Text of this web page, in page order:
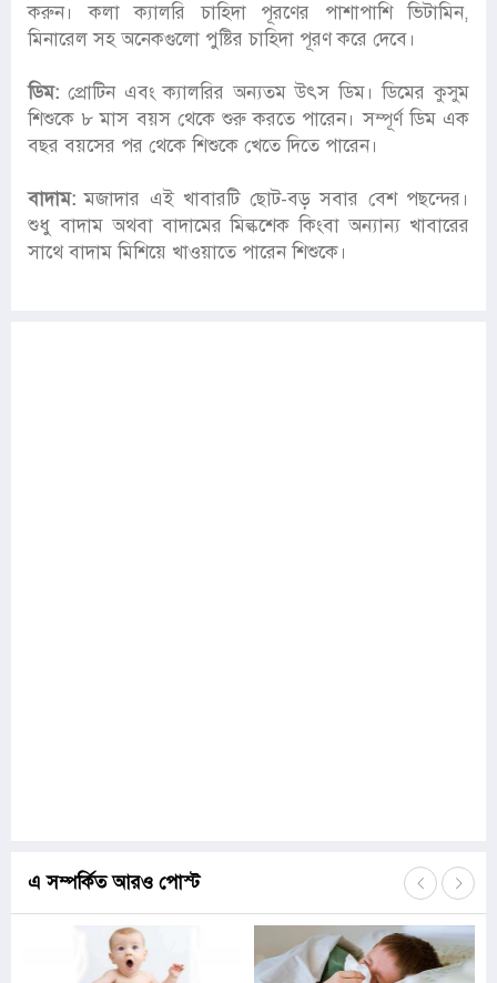
করুন। কলা ক্যালরি চাহিদা পূরণের পাশাপাশি ভিটামিন,
মিনারেল সহ অনেকগুলো পুষ্টির চাহিদা পূরণ করে দেবে।
ডিম: প্রোটিন এবং ক্যালরির অন্যতম উৎস ডিম। ডিমের কুসুম
শিশুকে ৮ মাস বয়স থেকে শুরু করতে পারেন। সম্পূর্ণ ডিম এক
বছর বয়সের পর থেকে শিশুকে খেতে দিতে পারেন।
বাদাম:মজাদার এই খাবারটি ছোট-বড় সবার বেশ পছন্দের।
শুধু বাদাম অথবা বাদামের মিল্কশেক কিংবা অন্যান্য খাবারের
সাথে বাদাম মিশিয়ে খাওয়াতে পারেন শিশুকে।
এ সম্পর্কিত আরও পোস্ট